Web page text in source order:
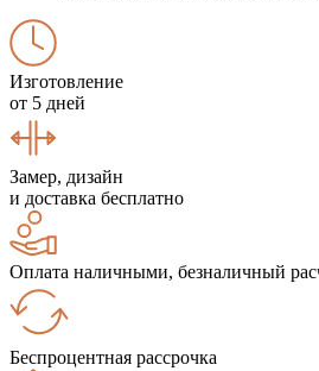
Изготовление
от 5 дней
Замер, дизайн
и доставка бесплатно
Оплата наличными, безналичный
Беспроцентная рассрочка